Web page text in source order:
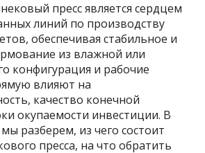
пресс является сердцем
линий по производству
обеспечивая стабильное и
из влажной или
конфигурация и рабочие
влияют на
качество конечной
окупаемости инвестиции. В
разберем, из чего состоит
пресса, на что обратить